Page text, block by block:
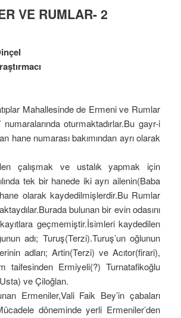
VE RUMLAR- 2
Mahallesinde de Ermeni ve Rumlar
oturmaktadırlar.Bu gayr-i
hane numarası bakımından ayrı olarak
çalışmak ve ustalık yapmak için
tek bir hanede iki ayrı ailenin(Baba
olarak kaydedilmişlerdir.Bu Rumlar
bulunan bir evin odasını
geçmemiştir.İsimleri kaydedilen
adı; Turuş(Terzi).Turuş’un oğlunun
adları; Artin(Terzi) ve Acıtor(firari),
taifesinden Ermiyeli(?) Turnatafikoğlu
ve Çiloğlan.
Ermeniler,Vali Faik Bey’in çabaları
döneminde yerli Ermeniler’den